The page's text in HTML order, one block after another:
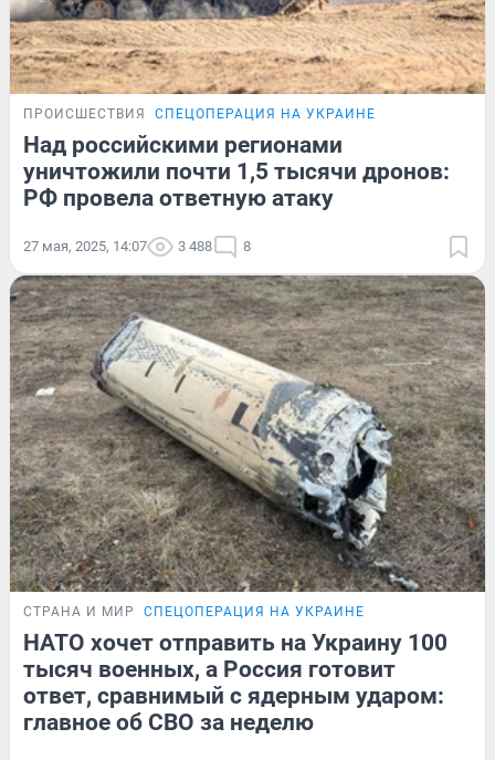
ПРОИСШЕСТВИЯ СПЕЦОПЕРАЦИЯ НА УКРАИНЕ
Над российскими регионами
уничтожили почти 1,5 тысячи дронов:
РФ провела ответную атаку
27 мая, 2025, 14:07 3 488 8
СТРАНА И МИР СПЕЦОПЕРАЦИЯ НА УКРАИНЕ
НАТО хочет отправить на Украину 100
тысяч военных, а Россия готовит
ответ, сравнимый с ядерным ударом:
главное об СВО за неделю